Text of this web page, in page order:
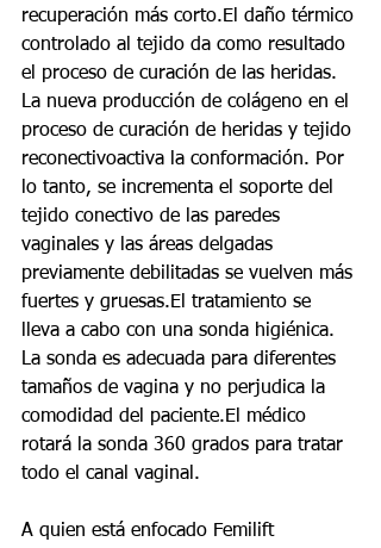
recuperación más corto.El daño térmico
controlado al tejido da como resultado
el proceso de curación de las heridas.
La nueva producción de colágeno en el
proceso de curación de heridas y tejido
reconectivoactiva la conformación. Por
lo tanto, se incrementa el soporte del
tejido conectivo de las paredes
vaginales y las áreas delgadas
previamente debilitadas se vuelven más
fuertes y gruesas.El tratamiento se
lleva a cabo con una sonda higiénica.
La sonda es adecuada para diferentes
tamaños de vagina y no perjudica la
comodidad del paciente.El médico
rotará la sonda 360 grados para tratar
todo el canal vaginal.
A quien está enfocado Femilift